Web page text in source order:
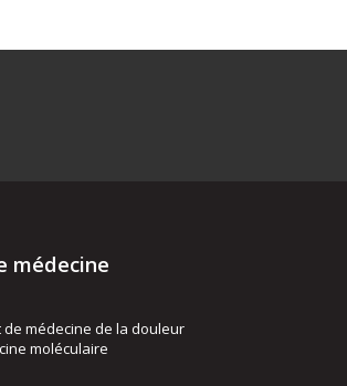
médecine
médecine de la douleur
moléculaire